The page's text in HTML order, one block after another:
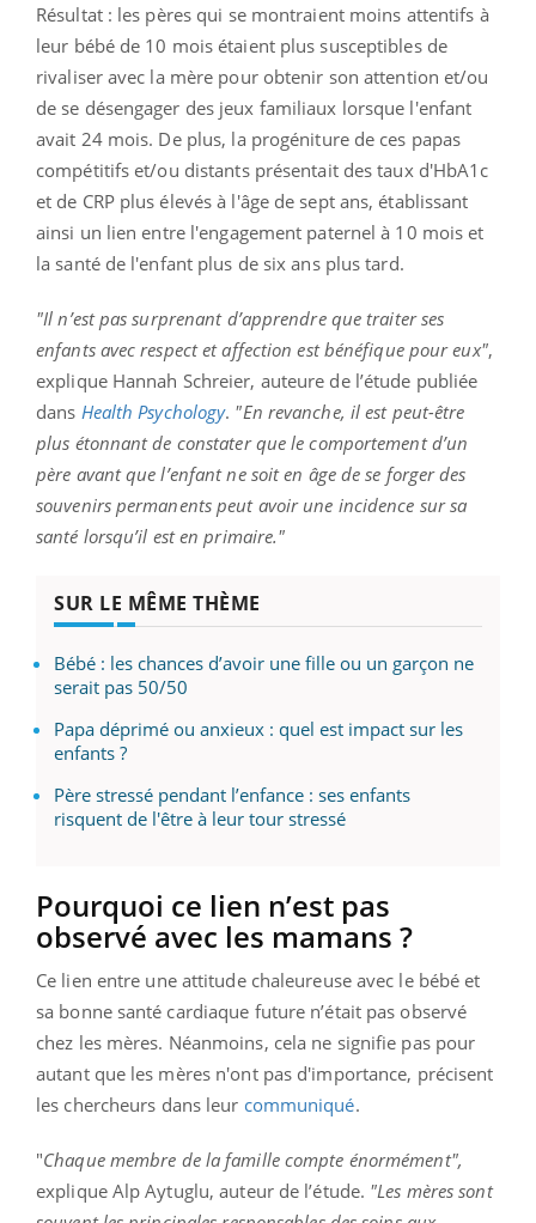
Résultat : les pères qui se montraient moins attentifs à
leur bébé de 10 mois étaient plus susceptibles de
rivaliser avec la mère pour obtenir son attention et/ou
de se désengager des jeux familiaux lorsque l'enfant
avait 24 mois. De plus, la progéniture de ces papas
compétitifs et/ou distants présentait des taux d'HbA1c
et de CRP plus élevés à l'âge de sept ans, établissant
ainsi un lien entre l'engagement paternel à 10 mois et
la santé de l'enfant plus de six ans plus tard.
"Il n’est pas surprenant d’apprendre que traiter ses
enfants avec respect et affection est bénéfique pour eux",
explique Hannah Schreier, auteure de l’étude publiée
dans Health Psychology. "En revanche, il est peut-être
plus étonnant de constater que le comportement d’un
père avant que l’enfant ne soit en âge de se forger des
souvenirs permanents peut avoir une incidence sur sa
santé lorsqu’il est en primaire."
SUR LE MÊME THÈME
Bébé : les chances d’avoir une fille ou un garçon ne
serait pas 50/50
Papa déprimé ou anxieux : quel est impact sur les
enfants ?
Père stressé pendant l’enfance : ses enfants
risquent de l'être à leur tour stressé
Pourquoi ce lien n’est pas
observé avec les mamans ?
Ce lien entre une attitude chaleureuse avec le bébé et
sa bonne santé cardiaque future n’était pas observé
chez les mères. Néanmoins, cela ne signifie pas pour
autant que les mères n'ont pas d'importance, précisent
les chercheurs dans leur communiqué.
"Chaque membre de la famille compte énormément",
explique Alp Aytuglu, auteur de l’étude. "Les mères sont